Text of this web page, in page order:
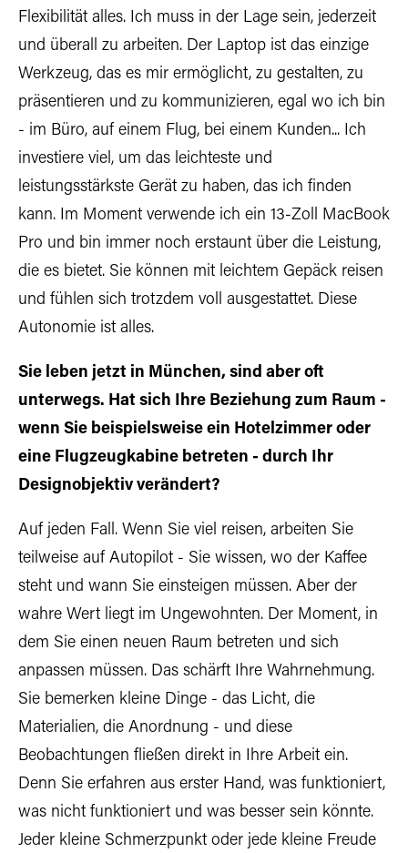
Flexibilität alles. Ich muss in der Lage sein, jederzeit
und überall zu arbeiten. Der Laptop ist das einzige
Werkzeug, das es mir ermöglicht, zu gestalten, zu
präsentieren und zu kommunizieren, egal wo ich bin
- im Büro, auf einem Flug, bei einem Kunden... Ich
investiere viel, um das leichteste und
leistungsstärkste Gerät zu haben, das ich finden
kann. Im Moment verwende ich ein 13-Zoll MacBook
Pro und bin immer noch erstaunt über die Leistung,
die es bietet. Sie können mit leichtem Gepäck reisen
und fühlen sich trotzdem voll ausgestattet. Diese
Autonomie ist alles.
Sie leben jetzt in München, sind aber oft
unterwegs. Hat sich Ihre Beziehung zum Raum -
wenn Sie beispielsweise ein Hotelzimmer oder
eine Flugzeugkabine betreten - durch Ihr
Designobjektiv verändert?
Auf jeden Fall. Wenn Sie viel reisen, arbeiten Sie
teilweise auf Autopilot - Sie wissen, wo der Kaffee
steht und wann Sie einsteigen müssen. Aber der
wahre Wert liegt im Ungewohnten. Der Moment, in
dem Sie einen neuen Raum betreten und sich
anpassen müssen. Das schärft Ihre Wahrnehmung.
Sie bemerken kleine Dinge - das Licht, die
Materialien, die Anordnung - und diese
Beobachtungen fließen direkt in Ihre Arbeit ein.
Denn Sie erfahren aus erster Hand, was funktioniert,
was nicht funktioniert und was besser sein könnte.
Jeder kleine Schmerzpunkt oder jede kleine Freude